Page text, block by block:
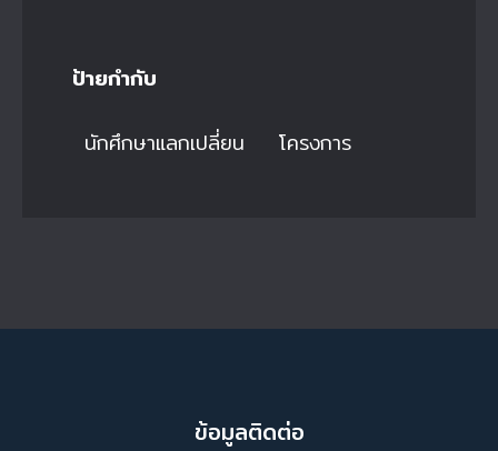
ป้ายกำกับ
นักศึกษาแลกเปลี่ยน โครงการ
ข้อมูลติดต่อ